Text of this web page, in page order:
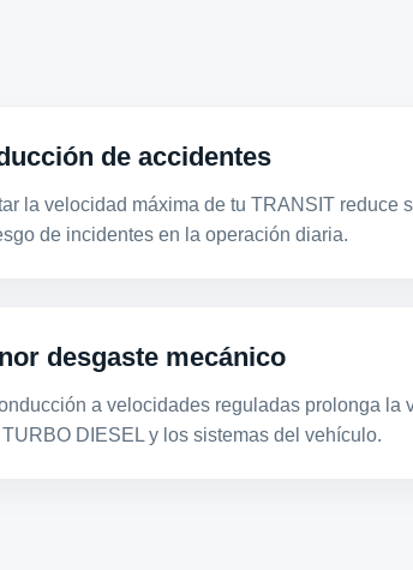
de accidentes
la velocidad máxima de tu TRANSIT reduce
de incidentes en la operación diaria.
desgaste mecánico
a velocidades reguladas prolonga la
TURBO DIESEL y los sistemas del vehículo.